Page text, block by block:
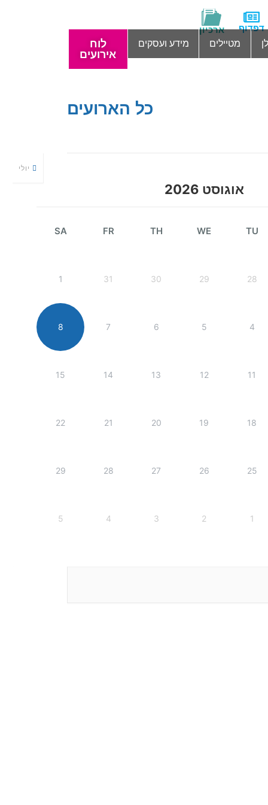
דפדוף
ארכיון
מטיילים מידע ועסקים
לוח
אירועים
כל הארועים
יולי
אוגוסט 2026
TU
WE
TH
FR
SA
28
29
30
31
1
4
5
6
7
8
11
12
13
14
15
18
19
20
21
22
25
26
27
28
29
1
2
3
4
5